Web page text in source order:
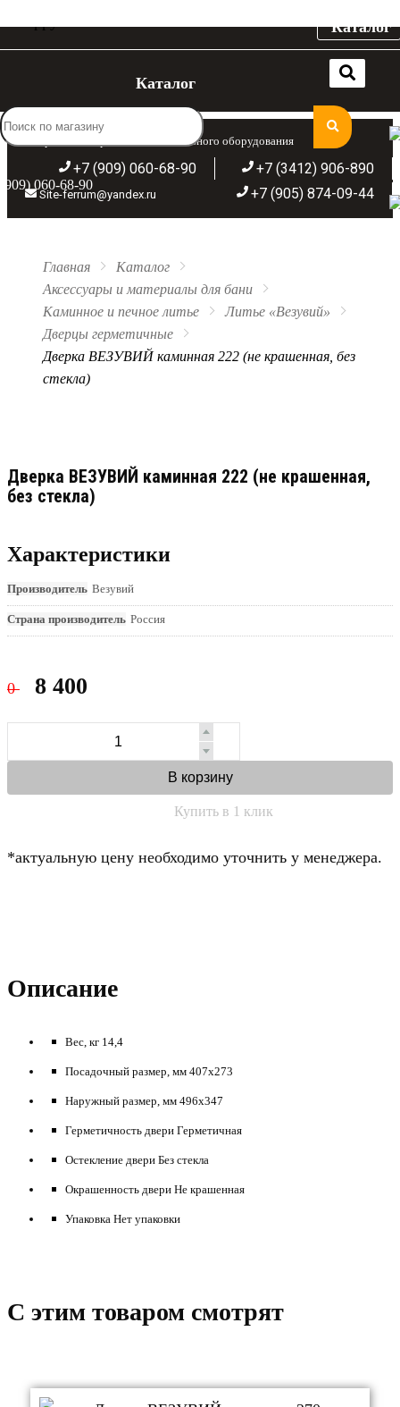
Широкий ассортимент отопительного оборудования
+7 (3412) 906-890
+7 (909) 060-68-90
+7 (905) 874-09-44
Site-ferrum@yandex.ru
Каталог
Каталог
(909) 060-68-90
Главная
Каталог
Аксессуары и материалы для бани
Каминное и печное литье
Литье «Везувий»
Дверцы герметичные
Дверка ВЕЗУВИЙ каминная 222 (не крашенная, без
стекла)
Дверка ВЕЗУВИЙ каминная 222 (не крашенная,
без стекла)
Характеристики
Производитель Везувий
Страна производитель Россия
0 8 400
В корзину
Купить в 1 клик
*актуальную цену необходимо уточнить у менеджера.
Описание
Вес, кг 14,4
Посадочный размер, мм 407х273
Наружный размер, мм 496х347
Герметичность двери Герметичная
Остекление двери Без стекла
Окрашенность двери Не крашенная
Упаковка Нет упаковки
C этим товаром смотрят